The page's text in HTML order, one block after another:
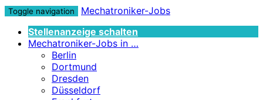
Toggle navigation
Mechatroniker-Jobs
Stellenanzeige schalten
Mechatroniker-Jobs in …
Berlin
Dortmund
Dresden
Düsseldorf